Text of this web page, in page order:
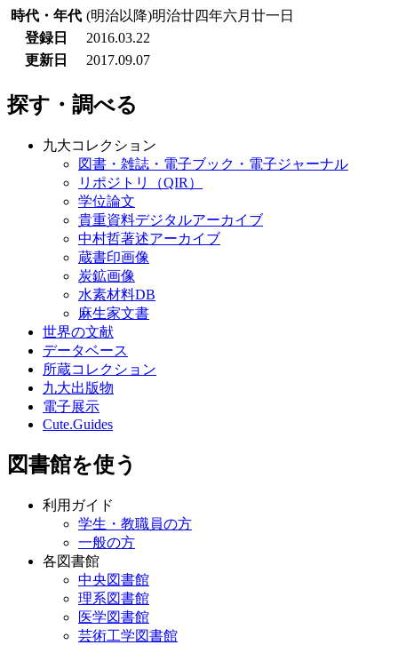
時代・年代 (明治以降)明治廿四年六月廿一日
登録日
2016.03.22
更新日
2017.09.07
探す・調べる
九大コレクション
図書・雑誌・電子ブック・電子ジャーナル
リポジトリ（QIR）
学位論文
貴重資料デジタルアーカイブ
中村哲著述アーカイブ
蔵書印画像
炭鉱画像
水素材料DB
麻生家文書
世界の文献
データベース
所蔵コレクション
九大出版物
電子展示
Cute.Guides
図書館を使う
利用ガイド
学生・教職員の方
一般の方
各図書館
中央図書館
理系図書館
医学図書館
芸術工学図書館